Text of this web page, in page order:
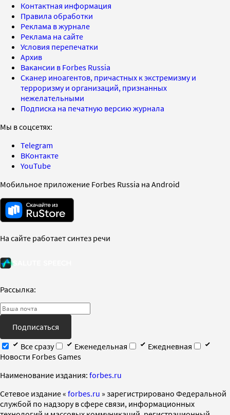
Контактная информация
Правила обработки
Реклама в журнале
Реклама на сайте
Условия перепечатки
Архив
Вакансии в Forbes Russia
Сканер иноагентов, причастных к экстремизму и
терроризму и организаций, признанных
нежелательными
Подписка на печатную версию журнала
Мы в соцсетях:
Telegram
ВКонтакте
YouTube
Мобильное приложение Forbes Russia на Android
На сайте работает синтез речи
Рассылка:
Подписаться
Все сразу
Еженедельная
Ежедневная
Новости Forbes Games
Наименование издания: forbes.ru
Cетевое издание « forbes.ru » зарегистрировано Федеральной
службой по надзору в сфере связи, информационных